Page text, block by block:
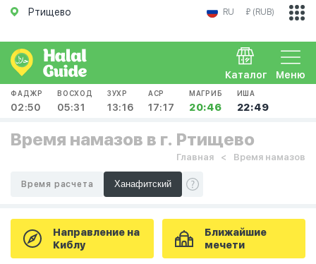
Ртищево RU ₽ (RUB)
Меню
Каталог
ФАДЖР
02:50
ВОСХОД
05:31
ЗУХР
13:16
АСР
17:17
МАГРИБ
20:46
ИША
22:49
Время намазов в г. Ртищево
Главная Время намазов
Время расчета
Направление на
Киблу
Ближайшие
мечети